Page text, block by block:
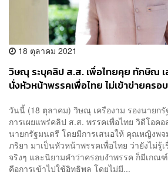
18 ตุลาคม 2021
วิษณุ ระบุคลิป ส.ส. เพื่อไทยคุย ทักษิณ
นั่งหัวหน้าพรรคเพื่อไทย ไม่เข้าข่ายครอ
วันนี้ (18 ตุลาคม) วิษณุ เครืองาม รองนายก
การเผยแพร่คลิป ส.ส. พรรคเพื่อไทย วิดีโอ
นายกรัฐมนตรี โดยมีการเสนอให้ คุณหญิงพ
ภริยา มาเป็นหัวหน้าพรรคเพื่อไทย ว่ายังไม่รู้
จริงๆ และนิยามคำว่าครอบงำพรรค ก็มีเกณ
คือการเข้าไปใช้อิทธิพล โดยไม่มี...